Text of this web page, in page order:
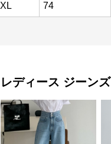
XL 74
レディース ジーンズ